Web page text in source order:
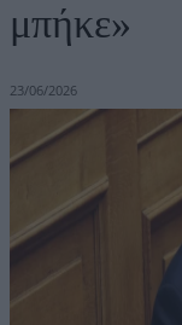
μπήκε»
23/06/2026